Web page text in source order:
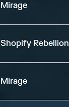
Mirage
Shopify Rebellion
Mirage